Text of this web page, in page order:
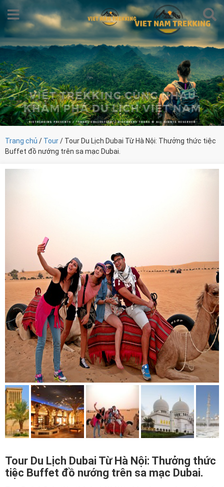
Trang chủ / Tour/ Tour Du Lịch Dubai Từ Hà Nội: Thưởng thức tiệc
Buffet đồ nướng trên sa mạc Dubai.
Tour Du Lịch Dubai Từ Hà Nội: Thưởng thức
tiệc Buffet đồ nướng trên sa mạc Dubai.